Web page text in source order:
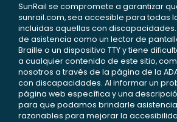
SunRail se compromete a garantizar
sunrail.com, sea accesible para todas
incluidas aquellas con
de asistencia como un lector de
Braille o un dispositivo TTY y tiene
a cualquier contenido de este sitio,
nosotros a través de la página de la
con discapacidades. Al informar un
página web específica y una
para que podamos brindarle
razonables para mejorar la